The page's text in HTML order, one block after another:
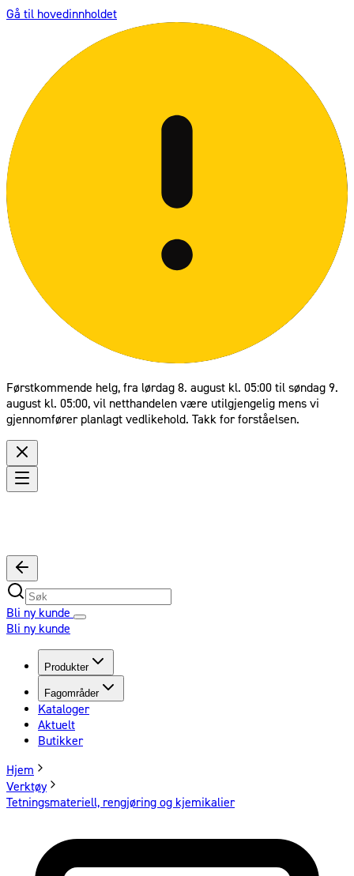
Gå til hovedinnholdet
Førstkommende helg, fra lørdag 8. august kl. 05:00 til søndag 9.
august kl. 05:00, vil netthandelen være utilgjengelig mens vi
gjennomfører planlagt vedlikehold. Takk for forståelsen.
Bli ny kunde
Bli ny kunde
Produkter
Fagområder
Kataloger
Aktuelt
Butikker
Hjem
Verktøy
Tetningsmateriell, rengjøring og kjemikalier